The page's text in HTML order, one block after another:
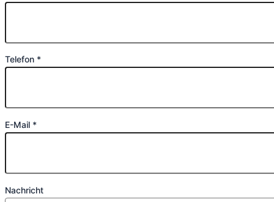
Telefon *
E-Mail *
Nachricht